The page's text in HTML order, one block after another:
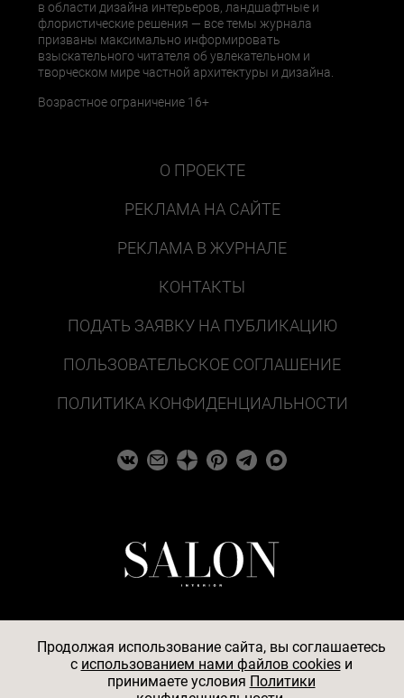
в области дизайна интерьеров, ландшафтные и
флористические решения — все темы журнала
призваны максимально информировать
взыскательного читателя об увлекательном и
творческом мире частной архитектуры и дизайна.
Возрастное ограничение 16+
О ПРОЕКТЕ
РЕКЛАМА НА САЙТЕ
РЕКЛАМА В ЖУРНАЛЕ
КОНТАКТЫ
ПОДАТЬ ЗАЯВКУ НА ПУБЛИКАЦИЮ
ПОЛЬЗОВАТЕЛЬСКОЕ СОГЛАШЕНИЕ
ПОЛИТИКА КОНФИДЕНЦИАЛЬНОСТИ
© 2026
Продолжая использование сайта, вы соглашаетесь
c использованием нами файлов cookiesи
принимаете условия Политики